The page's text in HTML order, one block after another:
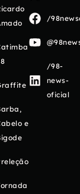
e
/
/98-
news-
oficial